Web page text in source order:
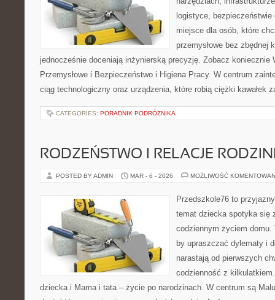
logistyce,
miejsce dla osób, które
przemysłowe bez zbędnej
jednocześnie doceniają inżynierską precyzję. Zobacz koniecznie
Przemysłowe i Bezpieczeństwo i Higiena Pracy. W centrum
ciąg technologiczny oraz urządzenia, które robią ciężki kawałek
CATEGORIES: PORADNIK PODRÓŻNIKA
RODZEŃSTWO I RELACJE
POSTED BY ADMIN MAR - 6 - 2026 MOŻLIWOŚĆ
Przedszkole76 to
temat dziecka spotyka się
codziennym życiem
by upraszczać dylematy i
narastają od pierwszych
codzienność z
dziecka i Mama i tata – życie po narodzinach. W centrum są